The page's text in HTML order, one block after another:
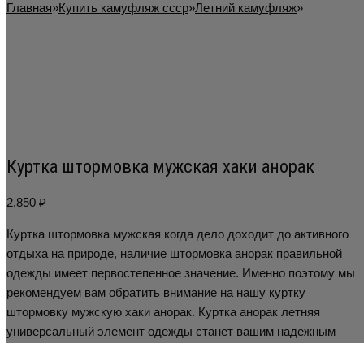
Главная»Купить камуфляж ссср»Летний камуфляж»
Куртка штормовка мужская хаки анорак
2,850 ₽
Куртка штормовка мужская когда дело доходит до активного
отдыха на природе, наличие штормовка анорак правильной
одежды имеет первостепенное значение. Именно поэтому мы
рекомендуем вам обратить внимание на нашу куртку
штормовку мужскую хаки анорак. Куртка анорак летняя
универсальный элемент одежды станет вашим надежным